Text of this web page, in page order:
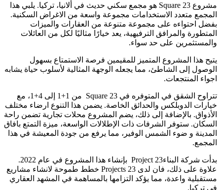
مشروع Square 23 هو مجمع سكني حديث في ألانيا، تركيا. يلبي هذا
المجمع متعدد الاستخدامات مجموعة واسعة من الاغراض السكنية.
بفضل احتواءه على مجموعة متنوعة من العقارات والميزات
المتطورة والمرافق الترفيهية، يعد خيارًا مثاليًا لكل من العائلات
والمستثمرين على حد سواء.
يتيح هذا المشروع المتميز للمقيمين فرصة الاستمتاع بسهول
الوصول إلى الشاطئ، مما يجعله الوجهة المثالية لأسلوب حياة يشابه
اجواء المنتجعات.
تتراوح الشقق في المتوفره في Square 23
من 1+1 إلى 4+1، مع
خيارات الدوبلكس والحدائق الخاصة. يضمن هذا التنوع ارضاء مختلف
الأذواق. بالإضافة إلى ذلك، يضم المشروع محلات تجارية تضمن راحة
السكان. ستوفر الشرفات ذات الإطلالات الواسعة، ميزة التمتع بافاق
المدينة و ضوء الشمس الوفير، مما يرفع من جودة المعيشة في هذا
المجمع.
بدأت شركة البناءProject 23
بإنشاء هذا المشروع في عام 2022.
علاوة على ذلك، فان لدى 23
خطط طموحة لانشاء مشاريع
مستقبلية واعدة، مما يؤكد التزامها بالمساهمة في المشهد العقاري
في تركيا.